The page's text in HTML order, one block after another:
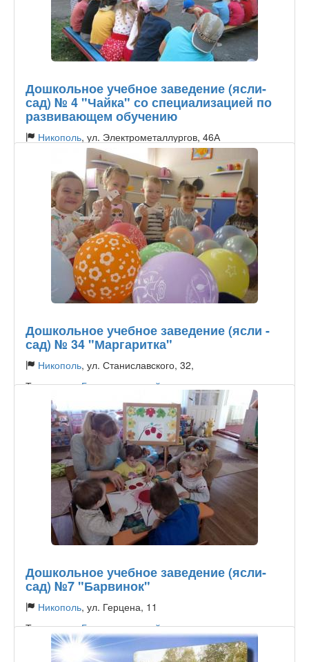
Дошкольное учебное заведение (ясли-
сад) № 4 "Чайка" со специализацией по
развивающем обучению
Никополь, ул. Электрометаллургов, 46А
Государственный
Дошкольное учебное заведение (ясли -
сад) № 34 "Маргаритка"
Никополь, ул. Станиславского, 32,
Тип садика:Государственный
Дошкольное учебное заведение (ясли-
сад) №7 "Барвинок"
Никополь, ул. Герцена, 11
Тип садика:Государственный